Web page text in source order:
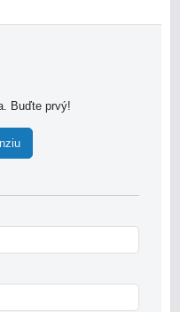
Buďte prvý!